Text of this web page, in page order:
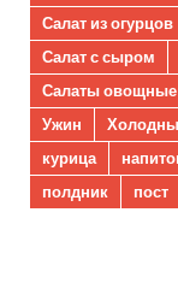
Салат из огурцов
Салат с сыром
Салаты овощные
Ужин
курица
полдник
пост